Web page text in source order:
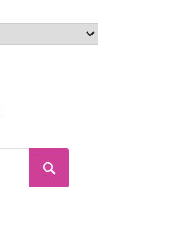
Search